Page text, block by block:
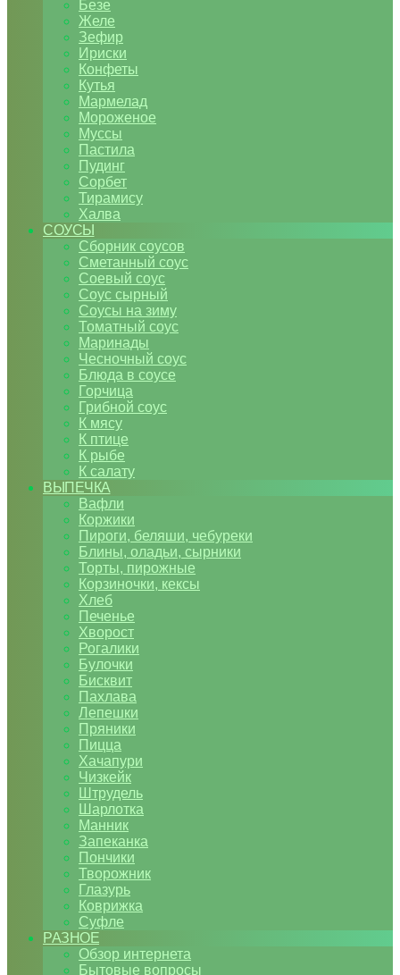
Безе
Желе
Зефир
Ириски
Конфеты
Кутья
Мармелад
Мороженое
Муссы
Пастила
Пудинг
Сорбет
Тирамису
Халва
СОУСЫ
Сборник соусов
Сметанный соус
Соевый соус
Соус сырный
Соусы на зиму
Томатный соус
Маринады
Чесночный соус
Блюда в соусе
Горчица
Грибной соус
К мясу
К птице
К рыбе
К салату
ВЫПЕЧКА
Вафли
Коржики
Пироги, беляши, чебуреки
Блины, оладьи, сырники
Торты, пирожные
Корзиночки, кексы
Хлеб
Печенье
Хворост
Рогалики
Булочки
Бисквит
Пахлава
Лепешки
Пряники
Пицца
Хачапури
Чизкейк
Штрудель
Шарлотка
Манник
Запеканка
Пончики
Творожник
Глазурь
Коврижка
Суфле
РАЗНОЕ
Обзор интернета
Бытовые вопросы